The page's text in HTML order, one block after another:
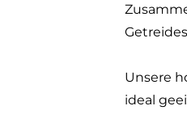
Unsere
ideal